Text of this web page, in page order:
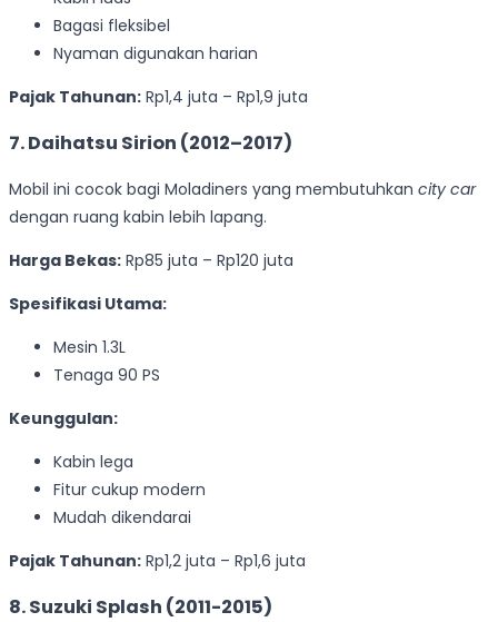
Bagasi fleksibel
Nyaman digunakan harian
Pajak Tahunan: Rp1,4 juta – Rp1,9 juta
7. Daihatsu Sirion (2012–2017)
Mobil ini cocok bagi Moladiners yang membutuhkan city car
dengan ruang kabin lebih lapang.
Harga Bekas: Rp85 juta – Rp120 juta
Spesifikasi Utama:
Mesin 1.3L
Tenaga 90 PS
Keunggulan:
Kabin lega
Fitur cukup modern
Mudah dikendarai
Pajak Tahunan: Rp1,2 juta – Rp1,6 juta
8. Suzuki Splash (2011-2015)